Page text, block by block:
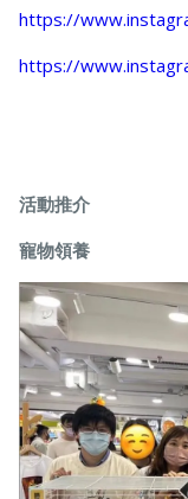
https://
https://
活動推介
寵物領養